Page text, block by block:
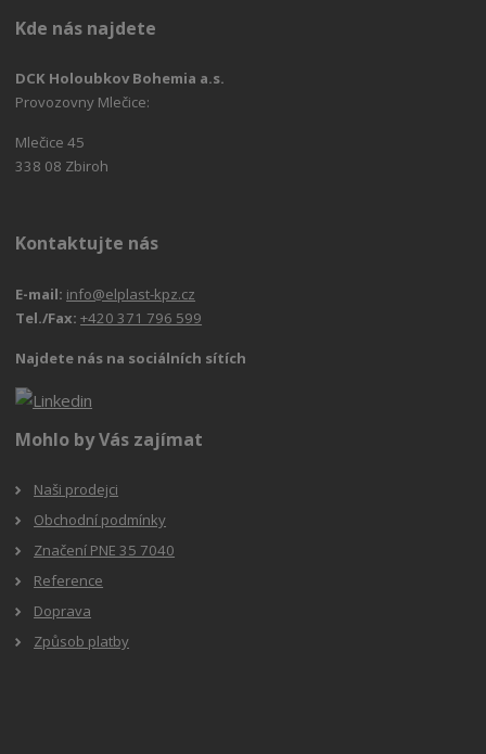
Kde nás najdete
DCK Holoubkov Bohemia a.s.
Provozovny Mlečice:
Mlečice 45
338 08 Zbiroh
Kontaktujte nás
E-mail: info@elplast-kpz.cz
Tel./Fax:+420 371 796 599
Najdete nás na sociálních sítích
Mohlo by Vás zajímat
Naši prodejci
Obchodní podmínky
Značení PNE 35 7040
Reference
Doprava
Způsob platby